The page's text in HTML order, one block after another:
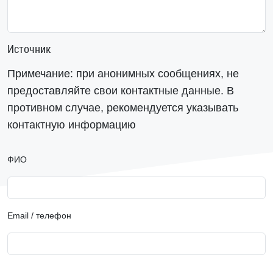
Источник
Примечание: при анонимных сообщениях, не
предоставляйте свои контактные данные. В
противном случае, рекомендуется указывать
контактную информацию
ФИО
Email / телефон